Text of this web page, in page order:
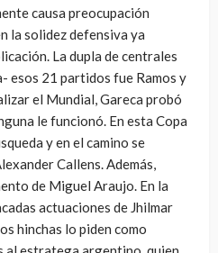
causa preocupación
la solidez defensiva ya
La dupla de centrales
esos 21 partidos fue Ramos y
el Mundial, Gareca probó
le funcionó. En esta Copa
y en el camino se
Callens. Además,
de Miguel Araujo. En la
actuaciones de Jhilmar
hinchas lo piden como